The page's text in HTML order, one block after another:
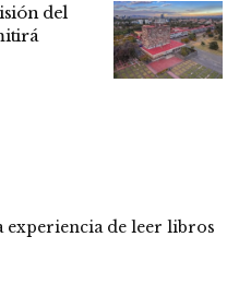
del
experiencia de leer libros